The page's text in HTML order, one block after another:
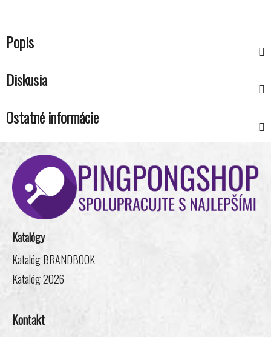
Popis
Diskusia
Ostatné informácie
Z
Katalógy
Katalóg BRANDBOOK
Katalóg 2026
Kontakt